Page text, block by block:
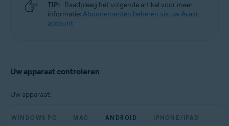
TIP: Raadpleeg het volgende artikel voor meer
informatie: Abonnementen beheren via uw Avast-
account
Uw apparaat controleren
Uw apparaat:
WINDOWS PC MAC ANDROID IPHONE/IPAD